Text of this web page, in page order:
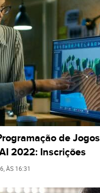
de Jogos
2022: Inscrições
, ÀS 16:31